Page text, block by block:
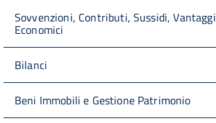
Sovvenzioni, Contributi, Sussidi, Vantaggi
Economici
Bilanci
Beni Immobili e Gestione Patrimonio